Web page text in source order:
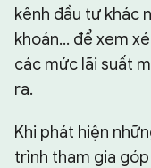
kênh đầu tư khác
khoán… để xem
các mức lãi suất
ra.
Khi phát hiện
trình tham gia